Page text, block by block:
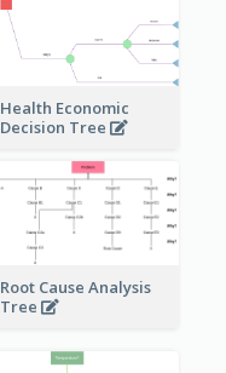
Health Economic
Decision Tree
Root Cause Analysis
Tree